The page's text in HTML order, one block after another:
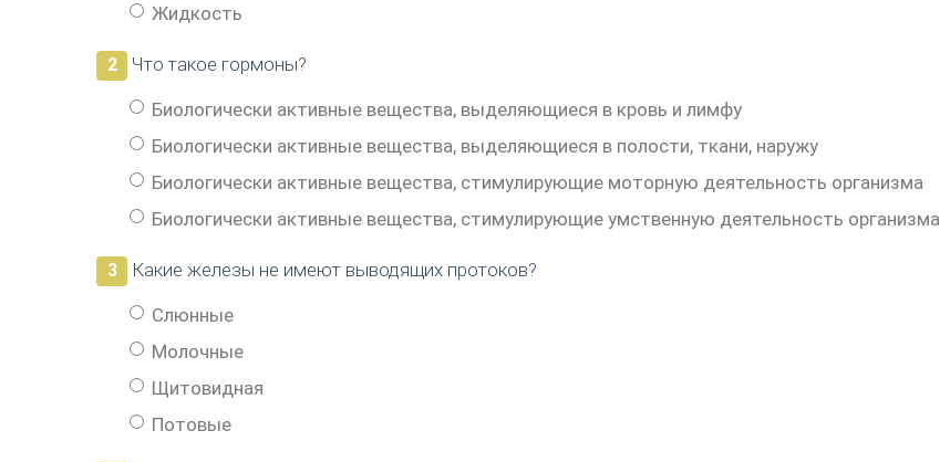
Жидкость
2 Что такое гормоны?
Биологически активные вещества, выделяющиеся в кровь и лимфу
Биологически активные вещества, выделяющиеся в полости, ткани, наружу
Биологически активные вещества, стимулирующие моторную деятельность организма
Биологически активные вещества, стимулирующие умственную деятельность организма
3 Какие железы не имеют выводящих протоков?
Слюнные
Молочные
Щитовидная
Потовые